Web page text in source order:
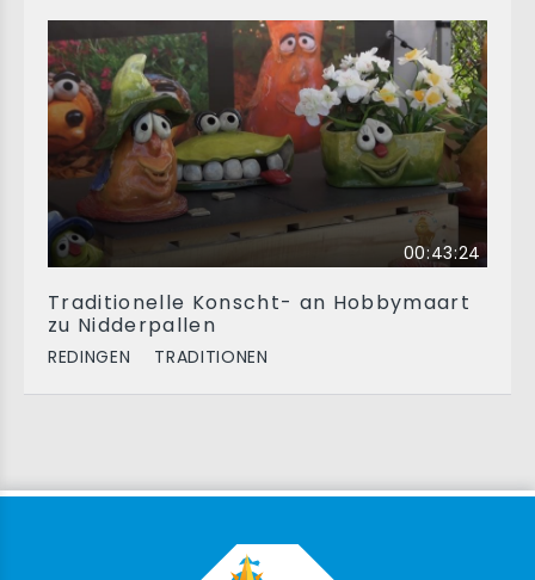
00:43:24
Traditionelle Konscht- an Hobbymaart
zu Nidderpallen
REDINGEN TRADITIONEN